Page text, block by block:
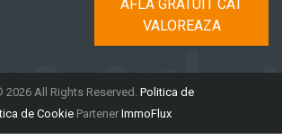
AFLA GRATUIT CAT
VALOREAZA
All Rights Reserved. Politica de
de Cookie Partener ImmoFlux